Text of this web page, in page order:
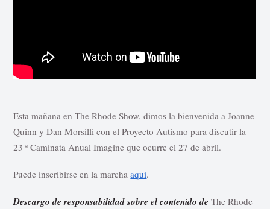
Esta mañana en The Rhode Show, dimos la bienvenida a Joanne
Quinn y Dan Morsilli con el Proyecto Autismo para discutir la
23 ª Caminata Anual Imagine que ocurre el 27 de abril.
Puede inscribirse en la marchaaquí.
Descargo de responsabilidad sobre el contenido de The Rhode